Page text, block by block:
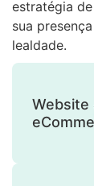
estratégia
sua
lealdade.
Website